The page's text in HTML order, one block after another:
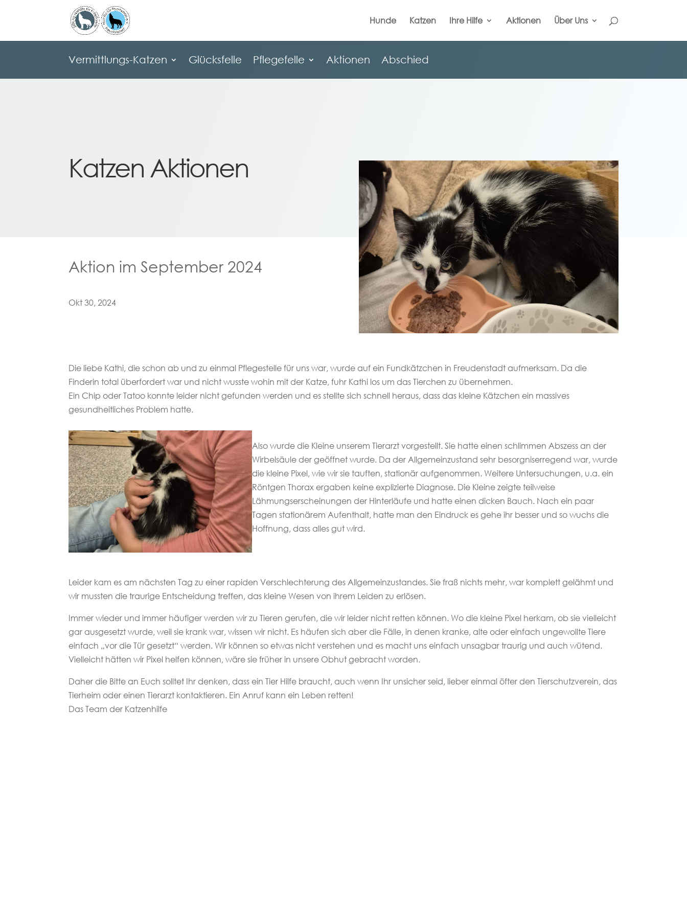
Hunde Katzen Ihre Hilfe Aktionen Über Uns
Vermittlungs-Katzen Glücksfelle Pflegefelle Aktionen Abschied
Vermittlungs-Katzen Glücksfelle Pflegefelle Aktionen Abschied
Katzen Aktionen
Aktion im September 2024
Okt 30, 2024
Die liebe Kathi, die schon ab und zu einmal Pflegestelle für uns war, wurde auf ein Fundkätzchen in Freudenstadt aufmerksam. Da die
Finderin total überfordert war und nicht wusste wohin mit der Katze, fuhr Kathi los um das Tierchen zu übernehmen.
Ein Chip oder Tatoo konnte leider nicht gefunden werden und es stellte sich schnell heraus, dass das kleine Kätzchen ein massives
gesundheitliches Problem hatte.
Also wurde die Kleine unserem Tierarzt vorgestellt. Sie hatte einen schlimmen Abszess an der
Wirbelsäule der geöffnet wurde. Da der Allgemeinzustand sehr besorgniserregend war, wurde
die kleine Pixel, wie wir sie tauften, stationär aufgenommen. Weitere Untersuchungen, u.a. ein
Röntgen Thorax ergaben keine explizierte Diagnose. Die Kleine zeigte teilweise
Lähmungserscheinungen der Hinterläufe und hatte einen dicken Bauch. Nach ein paar
Tagen stationärem Aufenthalt, hatte man den Eindruck es gehe ihr besser und so wuchs die
Hoffnung, dass alles gut wird.
Leider kam es am nächsten Tag zu einer rapiden Verschlechterung des Allgemeinzustandes. Sie fraß nichts mehr, war komplett gelähmt und
wir mussten die traurige Entscheidung treffen, das kleine Wesen von ihrem Leiden zu erlösen.
Immer wieder und immer häufiger werden wir zu Tieren gerufen, die wir leider nicht retten können. Wo die kleine Pixel herkam, ob sie vielleicht
gar ausgesetzt wurde, weil sie krank war, wissen wir nicht. Es häufen sich aber die Fälle, in denen kranke, alte oder einfach ungewollte Tiere
einfach „vor die Tür gesetzt“ werden. Wir können so etwas nicht verstehen und es macht uns einfach unsagbar traurig und auch wütend.
Vielleicht hätten wir Pixel helfen können, wäre sie früher in unsere Obhut gebracht worden.
Daher die Bitte an Euch solltet Ihr denken, dass ein Tier Hilfe braucht, auch wenn Ihr unsicher seid, lieber einmal öfter den Tierschutzverein, das
Tierheim oder einen Tierarzt kontaktieren. Ein Anruf kann ein Leben retten!
Das Team der Katzenhilfe